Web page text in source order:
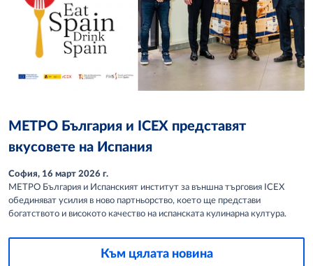
МЕТРО България и ICEX представят
вкусовете на Испания
София, 16 март 2026 г.
МЕТРО България и Испанският институт за външна търговия ICEX
обединяват усилия в ново партньорство, което ще представи
богатството и високото качество на испанската кулинарна култура.
Към цялата новина